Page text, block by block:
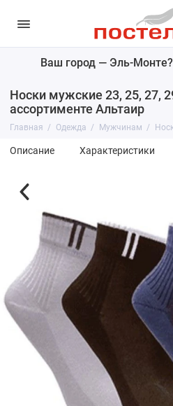
Ваш город — Эль-Монте?
Носки мужские 23, 25, 27,
ассортименте Альтаир
Главная Одежда Мужчинам
Описание Характеристики